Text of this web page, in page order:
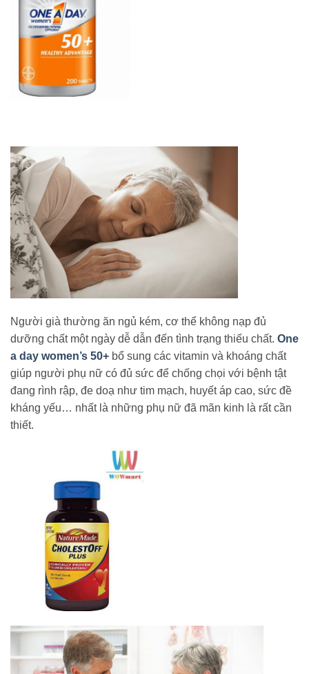
Người già thường ăn ngủ kém, cơ thể không nạp đủ
dưỡng chất một ngày dễ dẫn đến tình trạng thiếu chất. One
a day women’s 50+ bổ sung các vitamin và khoáng chất
giúp người phụ nữ có đủ sức để chống chọi với bệnh tật
đang rình rập, đe doạ như tim mạch, huyết áp cao, sức đề
kháng yếu… nhất là những phụ nữ đã mãn kinh là rất cần
thiết.